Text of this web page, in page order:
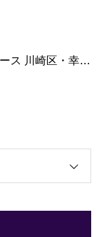
ス 川崎区・幸…